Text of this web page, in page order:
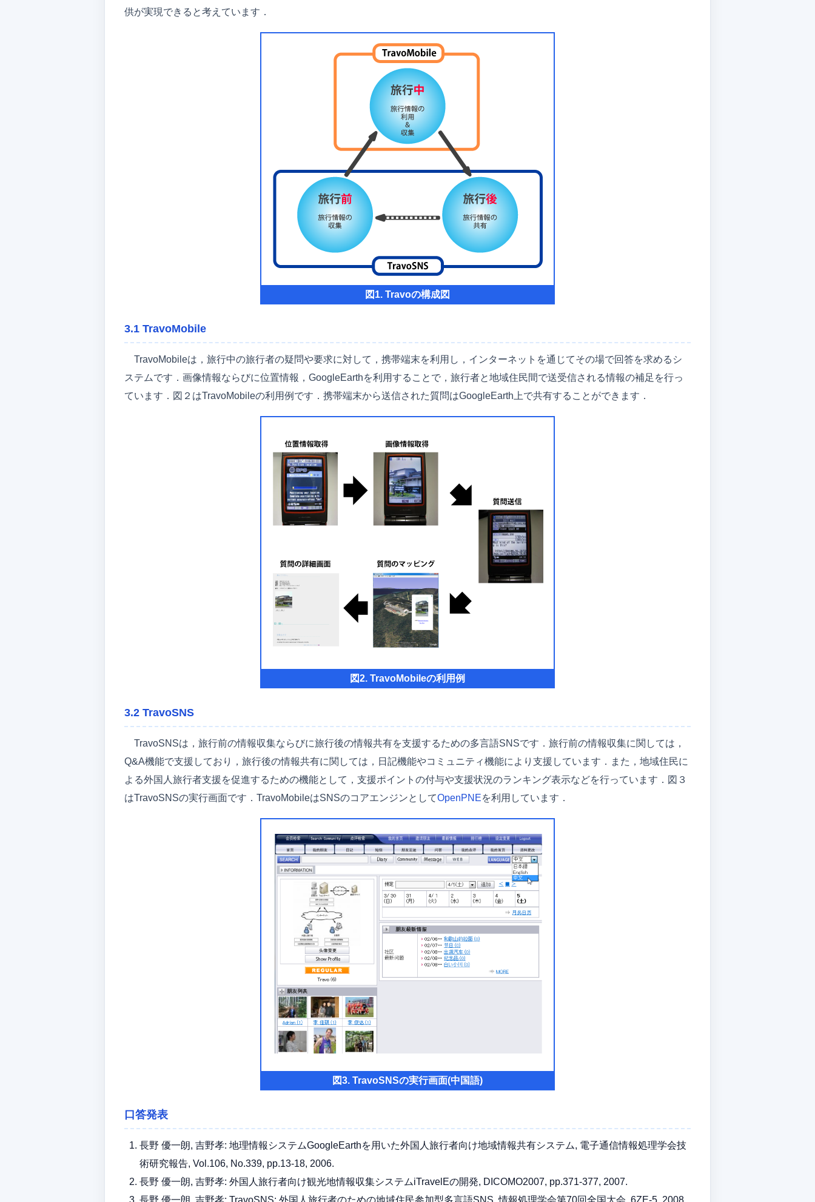
供が実現できると考えています．
図1. Travoの構成図
3.1 TravoMobile
TravoMobileは，旅行中の旅行者の疑問や要求に対して，携帯端末を利用し，インターネットを通じてその場で回答を求めるシ
ステムです．画像情報ならびに位置情報，GoogleEarthを利用することで，旅行者と地域住民間で送受信される情報の補足を行っ
ています．図２はTravoMobileの利用例です．携帯端末から送信された質問はGoogleEarth上で共有することができます．
図2. TravoMobileの利用例
3.2 TravoSNS
TravoSNSは，旅行前の情報収集ならびに旅行後の情報共有を支援するための多言語SNSです．旅行前の情報収集に関しては，
Q&A機能で支援しており，旅行後の情報共有に関しては，日記機能やコミュニティ機能により支援しています．また，地域住民に
よる外国人旅行者支援を促進するための機能として，支援ポイントの付与や支援状況のランキング表示などを行っています．図３
はTravoSNSの実行画面です．TravoMobileはSNSのコアエンジンとしてOpenPNEを利用しています．
図3. TravoSNSの実行画面(中国語)
口答発表
長野 優一朗, 吉野孝: 地理情報システムGoogleEarthを用いた外国人旅行者向け地域情報共有システム, 電子通信情報処理学会技
術研究報告, Vol.106, No.339, pp.13-18, 2006.
長野 優一朗, 吉野孝: 外国人旅行者向け観光地情報収集システムiTravelEの開発, DICOMO2007, pp.371-377, 2007.
長野 優一朗, 吉野孝: TravoSNS: 外国人旅行者のための地域住民参加型多言語SNS, 情報処理学会第70回全国大会, 6ZE-5, 2008.